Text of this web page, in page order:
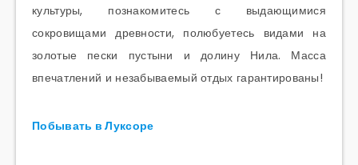
культуры, познакомитесь с выдающимися
сокровищами древности, полюбуетесь видами на
золотые пески пустыни и долину Нила. Масса
впечатлений и незабываемый отдых гарантированы!
Побывать в Луксоре